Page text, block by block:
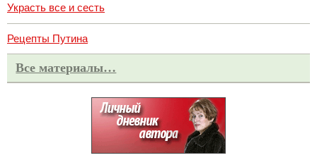
Украсть все и сесть
Рецепты Путина
Все материалы…